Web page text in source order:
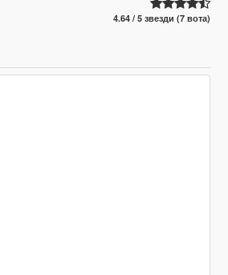
4.64 / 5 звезди (7 вота)